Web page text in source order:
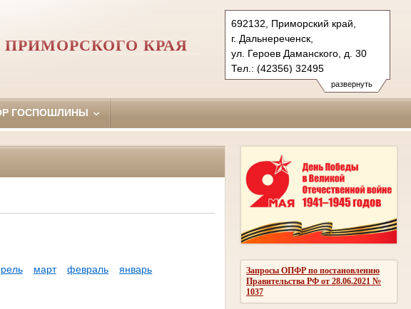
развернуть
692132, Приморский край,
г. Дальнереченск,
ул. Героев Даманского, д. 30
Тел.: (42356) 32495
dalnerechensky.prm@sudrf.ru
КРАЯ
ГОСПОШЛИНЫ
Запросы ОПФР по постановлению
Правительства РФ от 28.06.2021 №
1037
март февраль
январь